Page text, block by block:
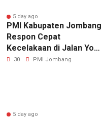
5 day ago
PMI Kabupaten Jombang
Respon Cepat
Kecelakaan di Jalan Yos
Sudarso
30 PMI Jombang
5 day ago